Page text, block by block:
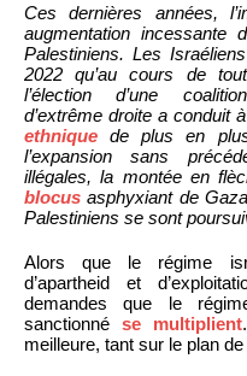
Ces dernières années,
augmentation incessante
Palestiniens. Les Israéliens
2022 qu’au cours de
l’élection d’une
d’extrême droite a conduit
ethnique de plus en
l’expansion sans
illégales, la montée en
blocus asphyxiant de
Palestiniens se sont
Alors que le régime
d’apartheid et
demandes que le
sanctionné se multiplient
meilleure, tant sur le plan de